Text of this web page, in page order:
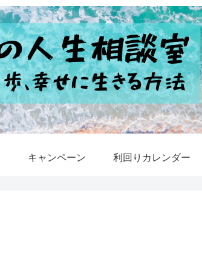
キャンペーン 利回りカレンダー